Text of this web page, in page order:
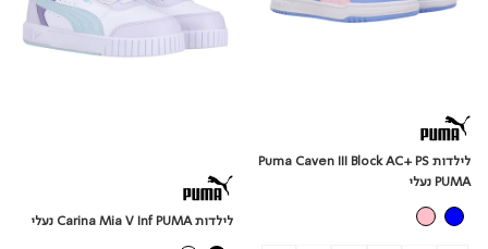
לילדות Puma Caven III Block AC+ PS
PUMA נעלי
לילדות Carina Mia V Inf PUMA נעלי